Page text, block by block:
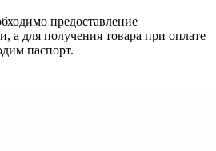
предоставление
а для получения товара при оплате
паспорт.